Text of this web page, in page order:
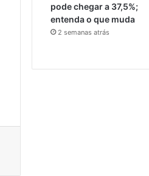
pode chegar a 37,5%;
entenda o que muda
2 semanas atrás